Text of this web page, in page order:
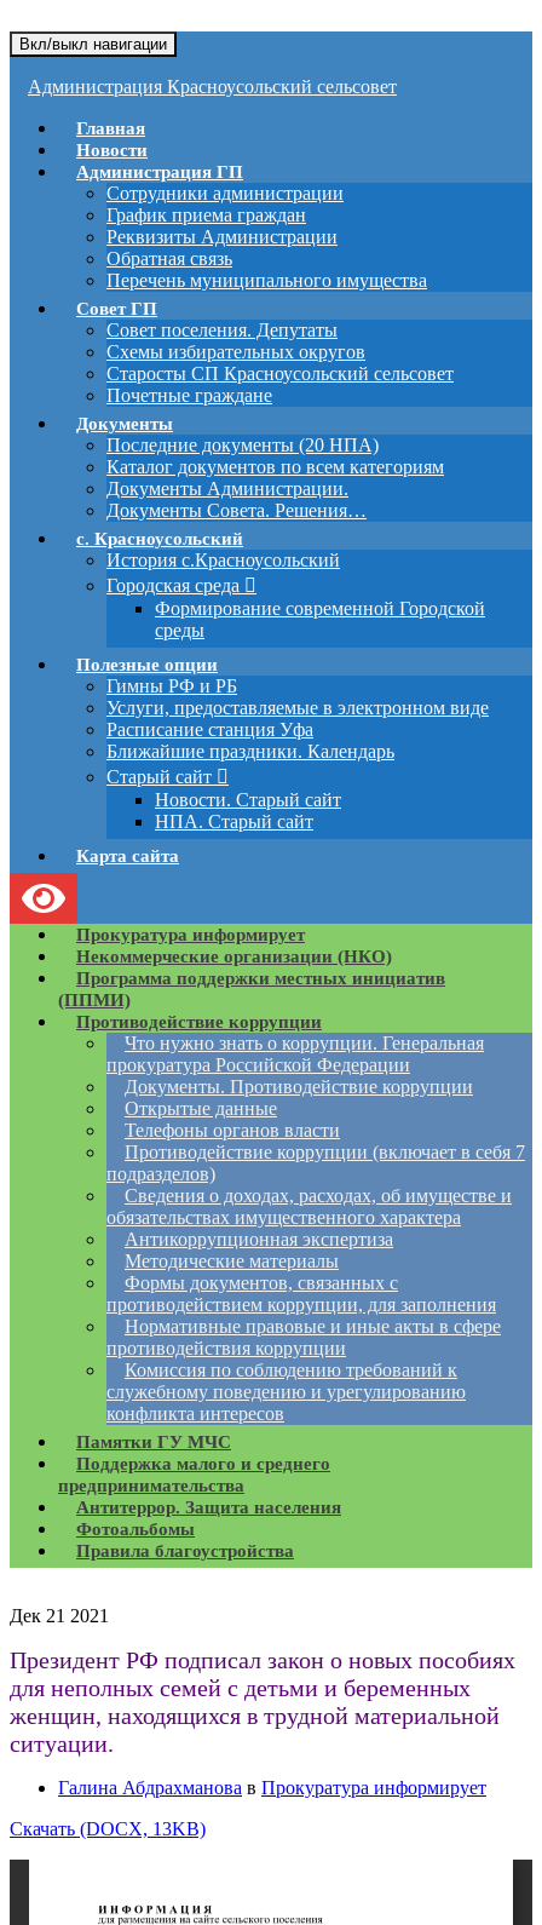
Вкл/выкл навигации
Администрация Красноусольский сельсовет
Главная
Новости
Администрация ГП
Сотрудники администрации
График приема граждан
Реквизиты Администрации
Обратная связь
Перечень муниципального имущества
Совет ГП
Совет поселения. Депутаты
Схемы избирательных округов
Старосты СП Красноусольский сельсовет
Почетные граждане
Документы
Последние документы (20 НПА)
Каталог документов по всем категориям
Документы Администрации.
Документы Совета. Решения…
с. Красноусольский
История с.Красноусольский
Городская среда
Формирование современной Городской
среды
Полезные опции
Гимны РФ и РБ
Услуги, предоставляемые в электронном виде
Расписание станция Уфа
Ближайшие праздники. Календарь
Старый сайт
Новости. Старый сайт
НПА. Старый сайт
Карта сайта
Прокуратура информирует
Некоммерческие организации (НКО)
Программа поддержки местных инициатив
(ППМИ)
Противодействие коррупции
Что нужно знать о коррупции. Генеральная
прокуратура Российской Федерации
Документы. Противодействие коррупции
Открытые данные
Телефоны органов власти
Противодействие коррупции (включает в себя 7
подразделов)
Сведения о доходах, расходах, об имуществе и
обязательствах имущественного характера
Антикоррупционная экспертиза
Методические материалы
Формы документов, связанных с
противодействием коррупции, для заполнения
Нормативные правовые и иные акты в сфере
противодействия коррупции
Комиссия по соблюдению требований к
служебному поведению и урегулированию
конфликта интересов
Памятки ГУ МЧС
Поддержка малого и среднего
предпринимательства
Антитеррор. Защита населения
Фотоальбомы
Правила благоустройства
Дек 21 2021
Президент РФ подписал закон о новых пособиях
для неполных семей с детьми и беременных
женщин, находящихся в трудной материальной
ситуации.
Галина Абдрахманова в Прокуратура информирует
Скачать (DOCX, 13KB)